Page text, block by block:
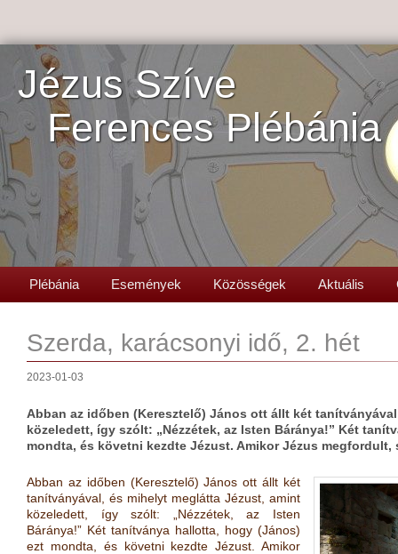
Jézus Szíve
Ferences Plébánia
Plébánia Események Közösségek Aktuális
Szerda, karácsonyi idő, 2. hét
2023-01-03
Abban az időben (Keresztelő) János ott állt két
közeledett, így szólt: „Nézzétek, az Isten Báránya!” Két
mondta, és követni kezdte Jézust. Amikor Jézus
Abban az időben (Keresztelő) János ott állt két
tanítványával, és mihelyt meglátta Jézust, amint
közeledett, így szólt: „Nézzétek, az Isten
Báránya!” Két tanítványa hallotta, hogy (János)
ezt mondta, és követni kezdte Jézust. Amikor